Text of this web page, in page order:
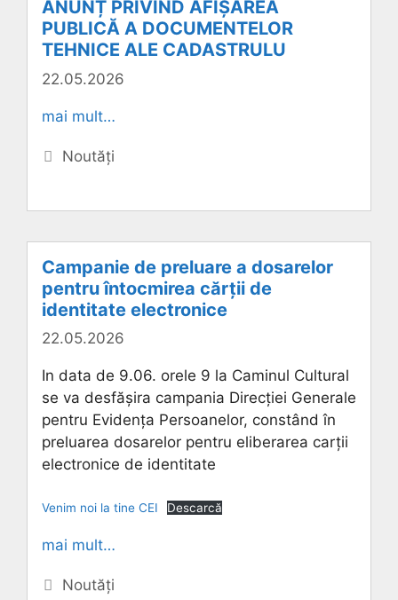
ANUNȚ PRIVIND AFIȘAREA
PUBLICĂ A DOCUMENTELOR
TEHNICE ALE CADASTRULU
22.05.2026
mai mult…
Categorii
Noutăți
Campanie de preluare a dosarelor
pentru întocmirea cărții de
identitate electronice
22.05.2026
In data de 9.06. orele 9 la Caminul Cultural
se va desfășira campania Direcției Generale
pentru Evidența Persoanelor, constând în
preluarea dosarelor pentru eliberarea carții
electronice de identitate
Venim noi la tine CEI Descarcă
mai mult…
Categorii
Noutăți